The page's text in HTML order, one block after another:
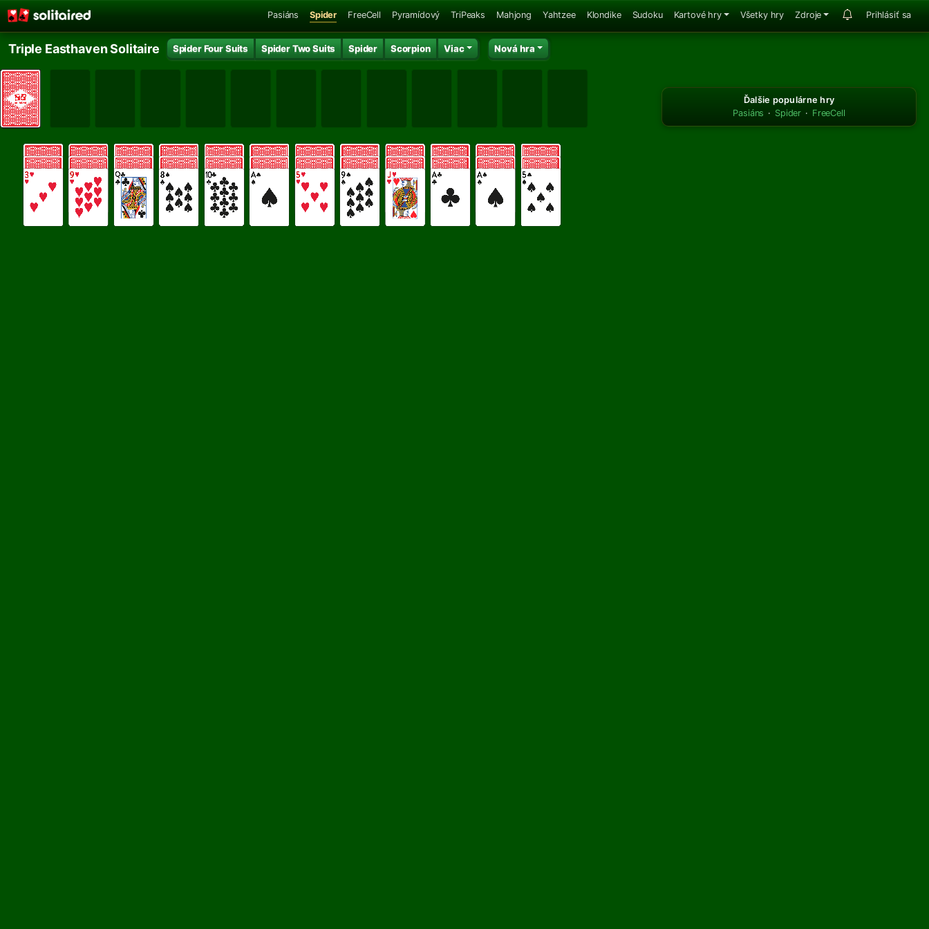
Pasiáns Spider FreeCell Pyramídový TriPeaks Mahjong Yahtzee Klondike Sudoku Kartové hry Všetky hry Zdroje Prihlásiť sa
Triple Easthaven Solitaire Spider Four Suits Spider Two Suits Spider Scorpion Viac Nová hra
Ďalšie populárne hry
Pasiáns · Spider · FreeCell